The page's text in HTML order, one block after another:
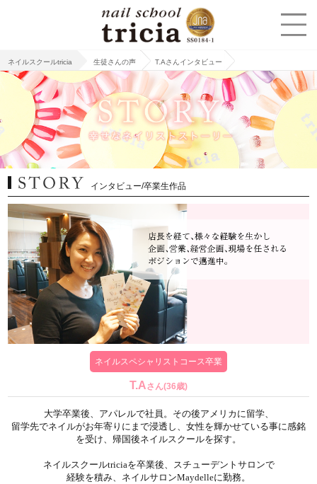
ネイルスクールtricia 生徒さんの声 T.Aさんインタビュー
インタビュー/卒業生作品
ネイルスペシャリストコース卒業
T.Aさん(36歳)
大学卒業後、アパレルで社員。その後アメリカに留学、
留学先でネイルがお年寄りにまで浸透し、女性を輝かせている事に感銘
を受け、帰国後ネイルスクールを探す。
ネイルスクールtriciaを卒業後、スチューデントサロンで
経験を積み、ネイルサロンMaydelleに勤務。